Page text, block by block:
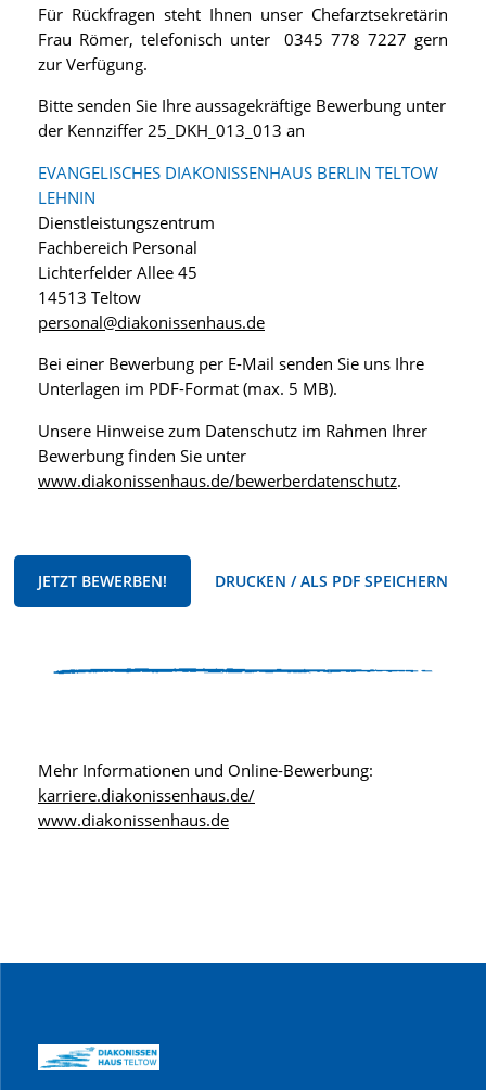
Für Rückfragen steht Ihnen unser Chefarztsekretärin
Frau Römer, telefonisch unter 0345 778 7227 gern
zur Verfügung.
Bitte senden Sie Ihre aussagekräftige Bewerbung unter
der Kennziffer 25_DKH_013_013 an
EVANGELISCHES DIAKONISSENHAUS BERLIN TELTOW
LEHNIN
Dienstleistungszentrum
Fachbereich Personal
Lichterfelder Allee 45
14513 Teltow
personal@diakonissenhaus.de
Bei einer Bewerbung per E-Mail senden Sie uns Ihre
Unterlagen im PDF-Format (max. 5 MB).
Unsere Hinweise zum Datenschutz im Rahmen Ihrer
Bewerbung finden Sie unter
www.diakonissenhaus.de/bewerberdatenschutz.
JETZT BEWERBEN! DRUCKEN / ALS PDF SPEICHERN
Mehr Informationen und Online-Bewerbung:
karriere.diakonissenhaus.de/
www.diakonissenhaus.de